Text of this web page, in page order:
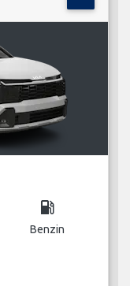
local_gas_station
Benzin